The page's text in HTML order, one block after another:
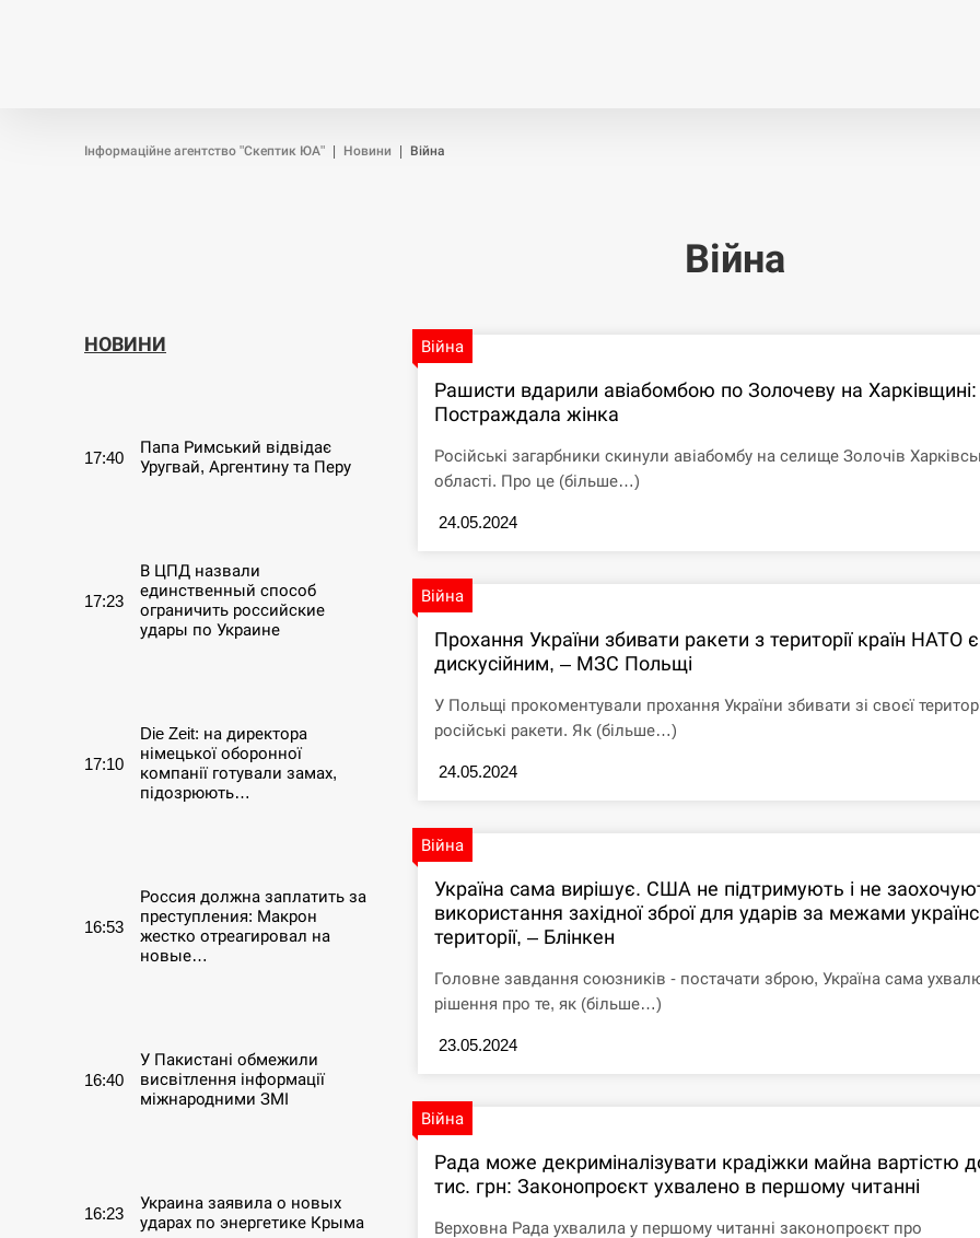
Інформаційне агентство "Скептик ЮА" Новини Війна
Війна
НОВИНИ
17:40
Папа Римський відвідає
Уругвай, Аргентину та Перу
17:23
В ЦПД назвали
единственный способ
ограничить российские
удары по Украине
17:10
Die Zeit: на директора
німецької оборонної
компанії готували замах,
підозрюють…
16:53
Россия должна заплатить за
преступления: Макрон
жестко отреагировал на
новые…
16:40
У Пакистані обмежили
висвітлення інформації
міжнародними ЗМІ
16:23
Украина заявила о новых
ударах по энергетике Крыма
Війна
Рашисти вдарили авіабомбою по Золочеву на Харківщині:
Постраждала жінка
Російські загарбники скинули авіабомбу на селище Золочів
області. Про це (більше…)
24.05.2024
Війна
Прохання України збивати ракети з території країн НАТО є
дискусійним, – МЗС Польщі
У Польщі прокоментували прохання України збивати зі своєї
російські ракети. Як (більше…)
24.05.2024
Війна
Україна сама вирішує. США не підтримують і не
використання західної зброї для ударів за межами
території, – Блінкен
Головне завдання союзників - постачати зброю, Україна сама
рішення про те, як (більше…)
23.05.2024
Війна
Рада може декриміналізувати крадіжки майна вартістю
тис. грн: Законопроєкт ухвалено в першому читанні
Верховна Рада ухвалила у першому читанні законопроєкт про